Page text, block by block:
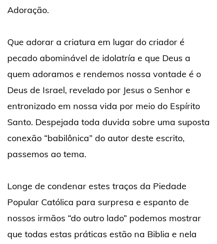
Adoração.
Que adorar a criatura em lugar do criador é
pecado abominável de idolatría e que Deus a
quem adoramos e rendemos nossa vontade é o
Deus de Israel, revelado por Jesus o Senhor e
entronizado em nossa vida por meio do Espírito
Santo. Despejada toda duvida sobre uma suposta
conexão “babilônica” do autor deste escrito,
passemos ao tema.
Longe de condenar estes traços da Piedade
Popular Católica para surpresa e espanto de
nossos irmãos “do outro lado” podemos mostrar
que todas estas práticas estão na Biblia e nela